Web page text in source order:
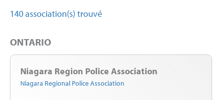
140 association(s) trouvé
ONTARIO
Niagara Region Police Association
Niagara Regional Police Association